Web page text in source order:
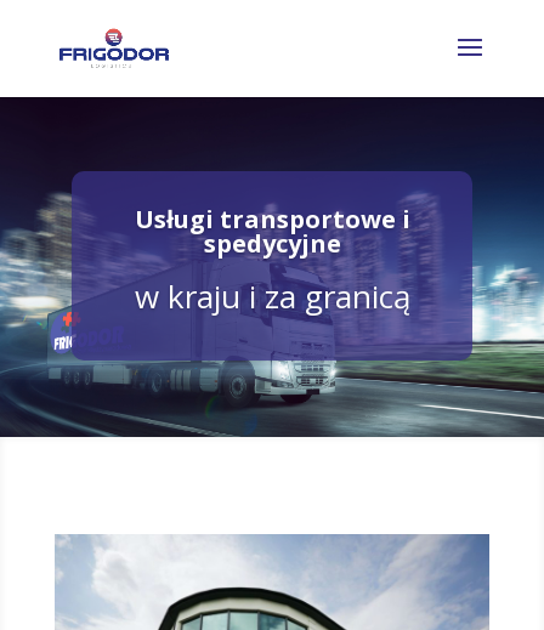
Usługi transportowe i
spedycyjne
w kraju i za granicą